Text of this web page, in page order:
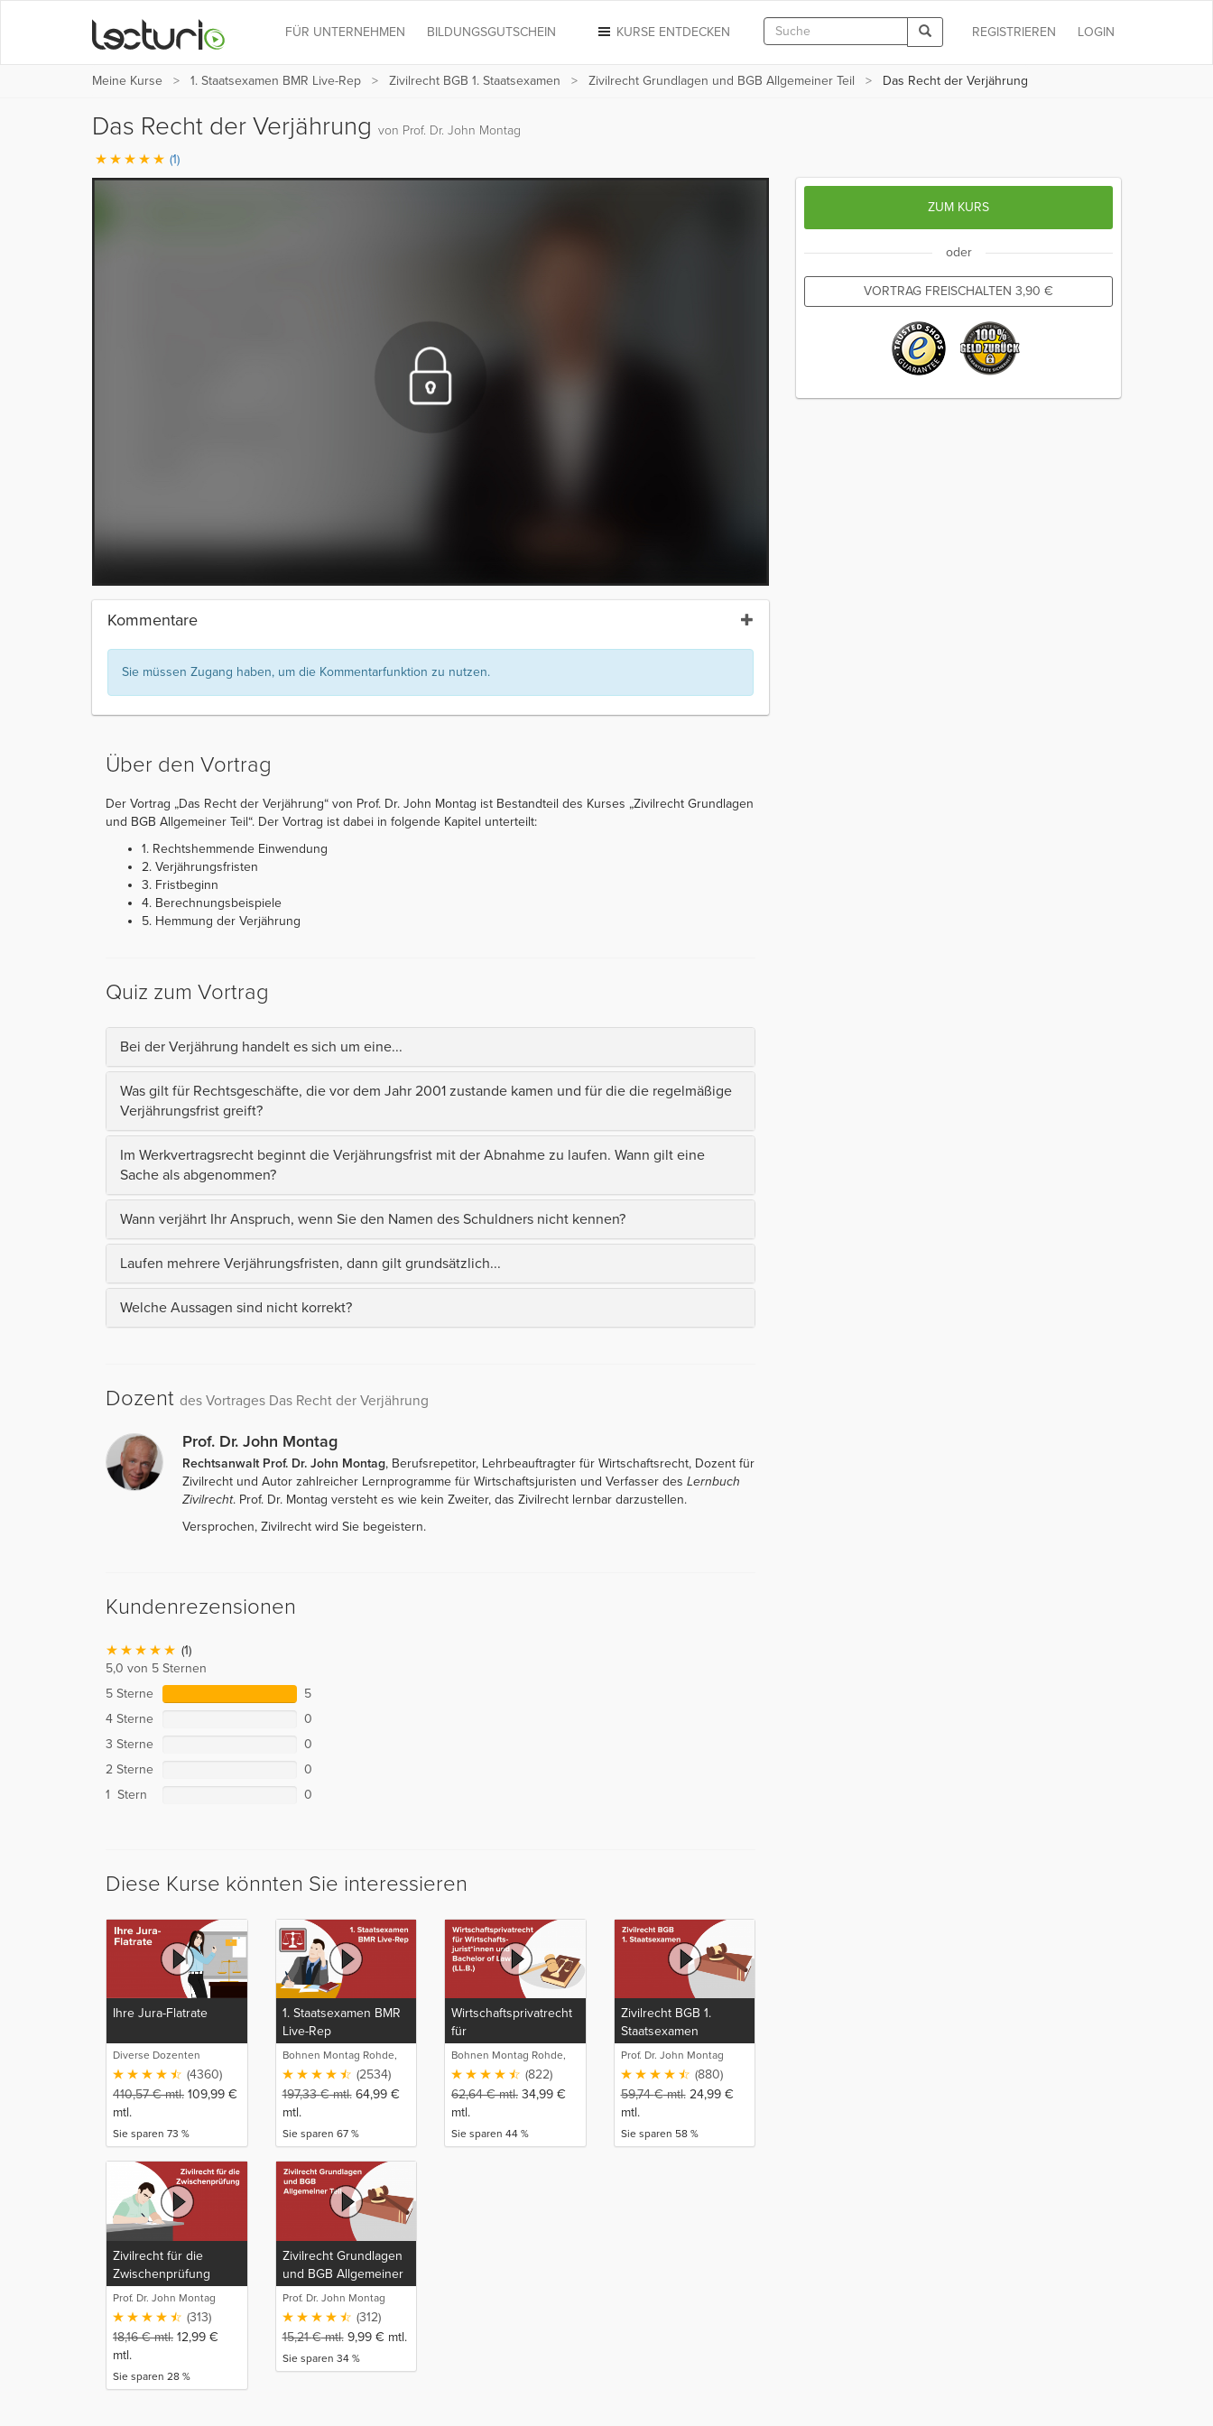
LOGIN
REGISTRIEREN
KURSE ENTDECKEN
FÜR UNTERNEHMEN BILDUNGSGUTSCHEIN
Meine Kurse 1. Staatsexamen BMR Live-Rep Zivilrecht BGB 1. Staatsexamen Zivilrecht Grundlagen und BGB Allgemeiner Teil Das Recht der Verjährung
Das Recht der Verjährung von Prof. Dr. John Montag
(1)
Kommentare
Sie müssen Zugang haben, um die Kommentarfunktion zu nutzen.
Über den Vortrag
Der Vortrag „Das Recht der Verjährung“ von Prof. Dr. John Montag ist Bestandteil des Kurses „Zivilrecht Grundlagen
und BGB Allgemeiner Teil“. Der Vortrag ist dabei in folgende Kapitel unterteilt:
1. Rechtshemmende Einwendung
2. Verjährungsfristen
3. Fristbeginn
4. Berechnungsbeispiele
5. Hemmung der Verjährung
Quiz zum Vortrag
Bei der Verjährung handelt es sich um eine...
Was gilt für Rechtsgeschäfte, die vor dem Jahr 2001 zustande kamen und für die die regelmäßige
Verjährungsfrist greift?
Im Werkvertragsrecht beginnt die Verjährungsfrist mit der Abnahme zu laufen. Wann gilt eine
Sache als abgenommen?
Wann verjährt Ihr Anspruch, wenn Sie den Namen des Schuldners nicht kennen?
Laufen mehrere Verjährungsfristen, dann gilt grundsätzlich...
Welche Aussagen sind nicht korrekt?
Dozent des Vortrages Das Recht der Verjährung
Prof. Dr. John Montag
Rechtsanwalt Prof. Dr. John Montag, Berufsrepetitor, Lehrbeauftragter für Wirtschaftsrecht, Dozent für
Zivilrecht und Autor zahlreicher Lernprogramme für Wirtschaftsjuristen und Verfasser des Lernbuch
Zivilrecht. Prof. Dr. Montag versteht es wie kein Zweiter, das Zivilrecht lernbar darzustellen.
Versprochen, Zivilrecht wird Sie begeistern.
Kundenrezensionen
(1)
5,0 von 5 Sternen
5 Sterne
5
4 Sterne
0
3 Sterne
0
2 Sterne
0
1 Stern
0
Diese Kurse könnten Sie interessieren
Ihre Jura-Flatrate
Diverse Dozenten
(4360)
410,57€mtl. 109,99 €
mtl.
Sie sparen 73 %
1. Staatsexamen BMR
Live-Rep
Bohnen Montag Rohde,
Juristische
(2534)
197,33€mtl. 64,99 €
mtl.
Sie sparen 67 %
Wirtschaftsprivatrecht
für
Wirtschaftsjurist*innen
und Bachelor of Laws
Bohnen Montag Rohde,
Juristische
(822)
62,64€mtl. 34,99 €
mtl.
Sie sparen 44 %
Zivilrecht BGB 1.
Staatsexamen
Prof. Dr. John Montag
(880)
59,74€mtl. 24,99 €
mtl.
Sie sparen 58 %
Zivilrecht für die
Zwischenprüfung
Prof. Dr. John Montag
(313)
18,16€mtl. 12,99 €
mtl.
Sie sparen 28 %
Zivilrecht Grundlagen
und BGB Allgemeiner
Teil
Prof. Dr. John Montag
(312)
15,21€mtl. 9,99 € mtl.
Sie sparen 34 %
ZUM KURS
oder
VORTRAG FREISCHALTEN 3,90 €